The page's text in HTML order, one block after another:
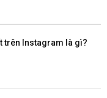
trên Instagram là gì?